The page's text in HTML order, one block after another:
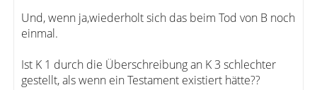
Und, wenn ja,wiederholt sich das beim Tod von B noch
einmal.
Ist K 1 durch die Überschreibung an K 3 schlechter
gestellt, als wenn ein Testament existiert hätte??